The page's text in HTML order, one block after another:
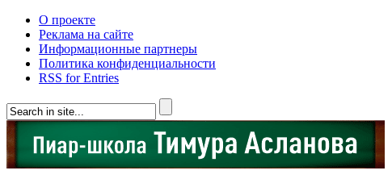
О проекте
Реклама на сайте
Информационные партнеры
Политика конфиденциальности
RSS for Entries